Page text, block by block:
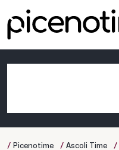
/ Picenotime / Ascoli Time /